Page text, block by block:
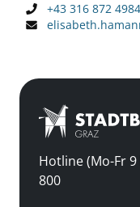
+43 316 872 4984
Hotline (Mo-Fr
800